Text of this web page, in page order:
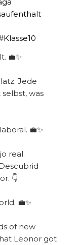
💼✨
Jede
was
💼✨
real.
👇
💼✨
of new
Leonor got